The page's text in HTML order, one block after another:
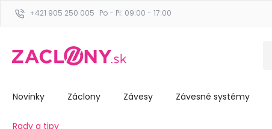
+421 905 250 005 Po - Pi: 09:00 - 17:00
Novinky Záclony Závesy Závesné systémy
Rady a tipy